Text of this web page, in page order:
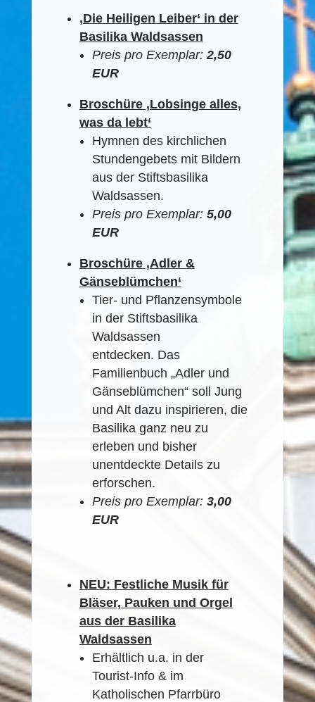
‚Die Heiligen Leiber‘ in der
Basilika Waldsassen
Preis pro Exemplar:2,50
EUR
Broschüre ‚Lobsinge alles,
was da lebt‘
Hymnen des kirchlichen
Stundengebets mit Bildern
aus der Stiftsbasilika
Waldsassen.
Preis pro Exemplar: 5,00
EUR
Broschüre ‚Adler &
Gänseblümchen‘
Tier- und Pflanzensymbole
in der Stiftsbasilika
Waldsassen
entdecken. Das
Familienbuch „Adler und
Gänseblümchen“ soll Jung
und Alt dazu inspirieren, die
Basilika ganz neu zu
erleben und bisher
unentdeckte Details zu
erforschen.
Preis pro Exemplar: 3,00
EUR
NEU: Festliche Musik für
Bläser, Pauken und Orgel
aus der Basilika
Waldsassen
Erhältlich u.a. in der
Tourist-Info & im
Katholischen Pfarrbüro